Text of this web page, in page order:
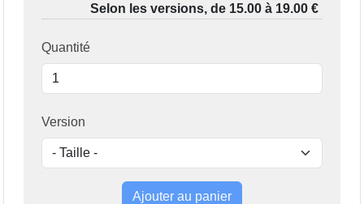
Quantité
Version
Ajouter au panier